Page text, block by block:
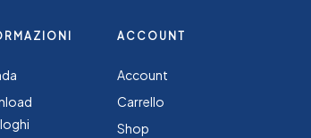
ACCOUNT
Account
Carrello
Shop